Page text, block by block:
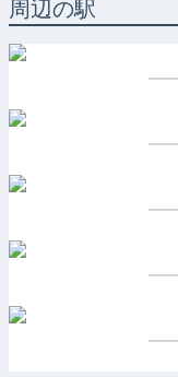
周辺の駅